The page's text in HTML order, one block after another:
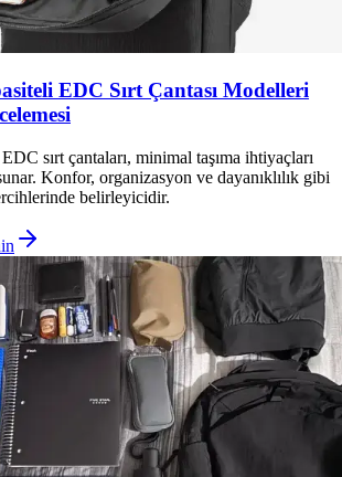
EDC Sırt Çantası Modelleri
sırt çantaları, minimal taşıma ihtiyaçları
Konfor, organizasyon ve dayanıklılık gibi
belirleyicidir.